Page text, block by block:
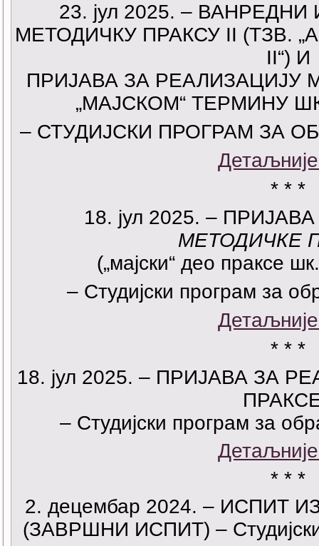
23. јул 2025. –
МЕТОДИЧКУ ПРАКСУ II (ТЗВ.
II“) И
ПРИЈАВА ЗА РЕАЛИЗАЦИЈУ
„МАЈСКОМ“ ТЕРМИНУ
– СТУДИЈСКИ ПРОГРАМ ЗА
* * *
18. јул 2025. –
МЕТОДИЧКЕ
(„мајски“ део праксе
– Студијски програм за
* * *
18. јул 2025. – ПРИЈАВА ЗА
– Студијски програм за
* * *
2. децембар 2024. – ИСПИТ
(ЗАВРШНИ ИСПИТ) –